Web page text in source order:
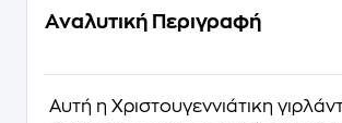
Αναλυτική Περιγραφή
Αυτή η Χριστουγεννιάτικη